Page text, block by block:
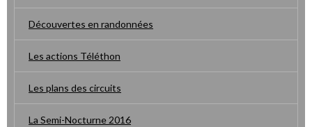
Découvertes en randonnées
Les actions Téléthon
Les plans des circuits
La Semi-Nocturne 2016